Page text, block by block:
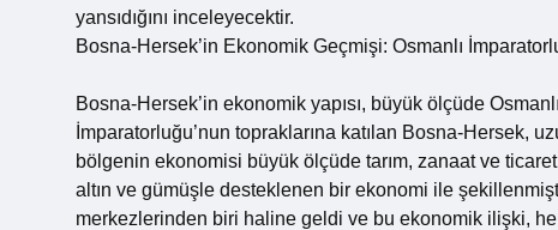
yansıdığını inceleyecektir.
Bosna-Hersek’in Ekonomik Geçmişi: Osmanlı
Bosna-Hersek’in ekonomik yapısı, büyük ölçüde
İmparatorluğu’nun topraklarına katılan Bosna-Hersek,
bölgenin ekonomisi büyük ölçüde tarım, zanaat ve
altın ve gümüşle desteklenen bir ekonomi ile
merkezlerinden biri haline geldi ve bu ekonomik ilişki,